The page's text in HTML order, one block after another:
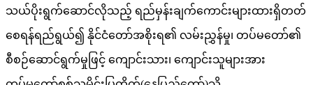
သယ်ပိုးရွက်ဆောင်လိုသည့် ရည်မှန်းချက်ကောင်းများထားရှိတတ်
စေရန်ရည်ရွယ်၍ နိုင်ငံတော်အစိုးရ၏ လမ်းညွှန်မှု၊ တပ်မတော်၏
စီစဉ်ဆောင်ရွက်မှုဖြင့် ကျောင်းသား၊ ကျောင်းသူများအား